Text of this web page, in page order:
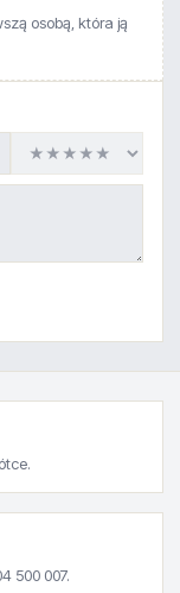
osobą, która ją
500 007.